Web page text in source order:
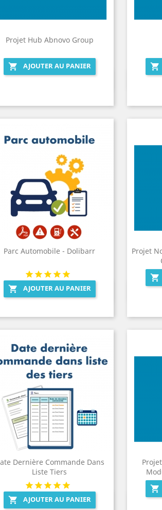
Projet Hub Abnovo Group
 AJOUTER AU PANIER 
Parc Automobile - Dolibarr
 AJOUTER AU PANIER
Aperçu rapide
Projet

Dernière Commande Dans
Liste Tiers
 AJOUTER AU PANIER
Aperçu rapide
